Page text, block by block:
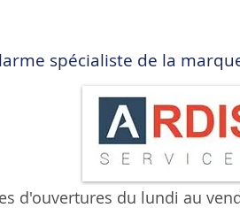
spécialiste de la
d'ouvertures du lundi au